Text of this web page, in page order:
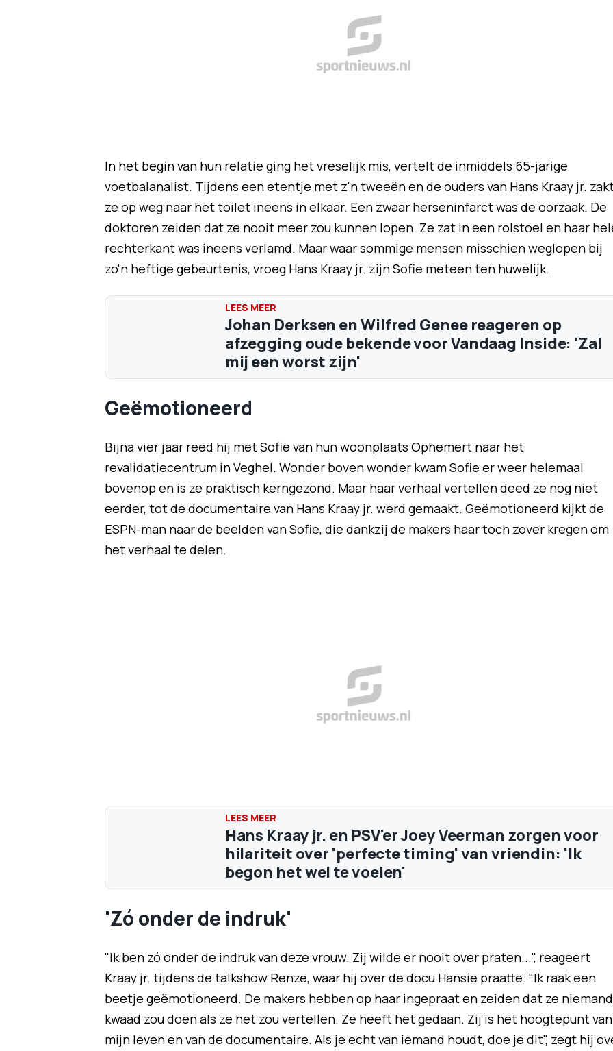
In het begin van hun relatie ging het vreselijk mis, vertelt de inmiddels 65-jarige
voetbalanalist. Tijdens een etentje met z'n tweeën en de ouders van Hans Kraay jr.
ze op weg naar het toilet ineens in elkaar. Een zwaar herseninfarct was de oorzaak. De
doktoren zeiden dat ze nooit meer zou kunnen lopen. Ze zat in een rolstoel en haar
rechterkant was ineens verlamd. Maar waar sommige mensen misschien weglopen bij
zo'n heftige gebeurtenis, vroeg Hans Kraay jr. zijn Sofie meteen ten huwelijk.
Johan Derksen en Wilfred Genee reageren op
afzegging oude bekende voor Vandaag Inside: 'Zal
mij een worst zijn'
Geëmotioneerd
Bijna vier jaar reed hij met Sofie van hun woonplaats Ophemert naar het
revalidatiecentrum in Veghel. Wonder boven wonder kwam Sofie er weer helemaal
bovenop en is ze praktisch kerngezond. Maar haar verhaal vertellen deed ze nog niet
eerder, tot de documentaire van Hans Kraay jr. werd gemaakt. Geëmotioneerd kijkt de
ESPN-man naar de beelden van Sofie, die dankzij de makers haar toch zover kregen om
het verhaal te delen.
Hans Kraay jr. en PSV'er Joey Veerman zorgen voor
hilariteit over 'perfecte timing' van vriendin: 'Ik
begon het wel te voelen'
'Zó onder de indruk'
"Ik ben zó onder de indruk van deze vrouw. Zij wilde er nooit over praten...", reageert
Kraay jr. tijdens de talkshow Renze, waar hij over de docu Hansie praatte. "Ik raak een
beetje geëmotioneerd. De makers hebben op haar ingepraat en zeiden dat ze niemand
kwaad zou doen als ze het zou vertellen. Ze heeft het gedaan. Zij is het hoogtepunt van
mijn leven en van de documentaire. Als je echt van iemand houdt, doe je dit", zegt hij